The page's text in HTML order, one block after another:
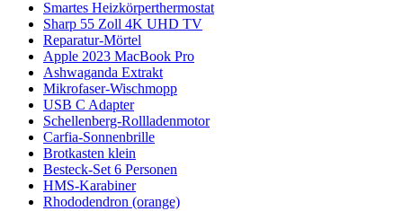
Smartes Heizkörperthermostat
Sharp 55 Zoll 4K UHD TV
Reparatur-Mörtel
Apple 2023 MacBook Pro
Ashwaganda Extrakt
Mikrofaser-Wischmopp
USB C Adapter
Schellenberg-Rollladenmotor
Carfia-Sonnenbrille
Brotkasten klein
Besteck-Set 6 Personen
HMS-Karabiner
Rhododendron (orange)